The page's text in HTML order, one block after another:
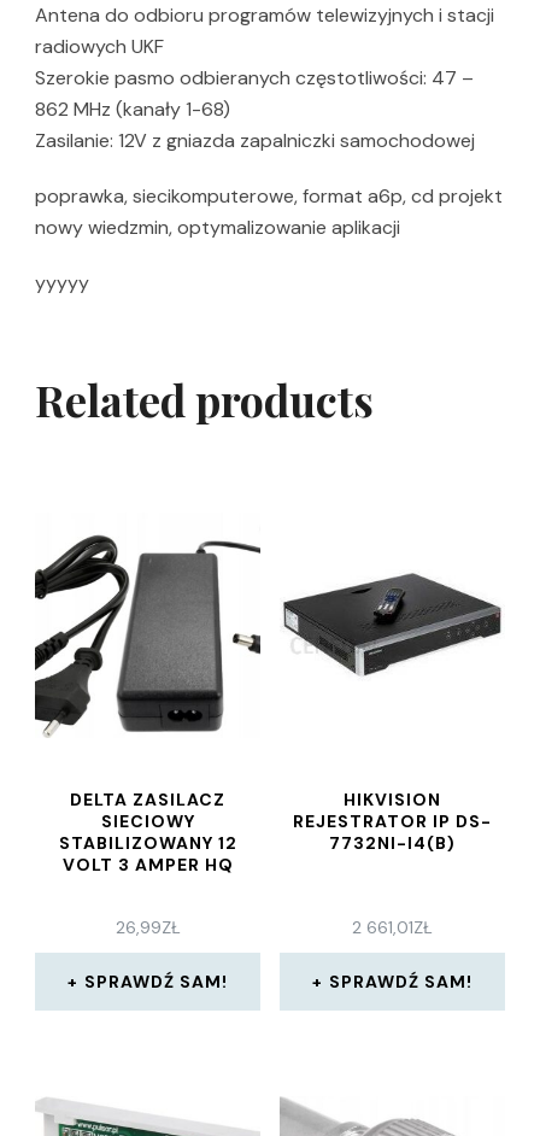
Antena do odbioru programów telewizyjnych i stacji
radiowych UKF
Szerokie pasmo odbieranych częstotliwości: 47 –
862 MHz (kanały 1-68)
Zasilanie: 12V z gniazda zapalniczki samochodowej
poprawka, siecikomputerowe, format a6p, cd projekt
nowy wiedzmin, optymalizowanie aplikacji
yyyyy
Related products
DELTA ZASILACZ
SIECIOWY
STABILIZOWANY 12
VOLT 3 AMPER HQ
26,99ZŁ
SPRAWDŹ SAM!
HIKVISION
REJESTRATOR IP DS-
7732NI-I4(B)
2 661,01ZŁ
SPRAWDŹ SAM!